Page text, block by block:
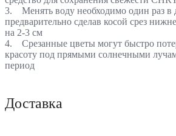
3. Менять воду необходимо один раз в
предварительно сделав косой срез
на 2-3 см
4. Срезанные цветы могут быстро
красоту под прямыми солнечными
период
Доставка